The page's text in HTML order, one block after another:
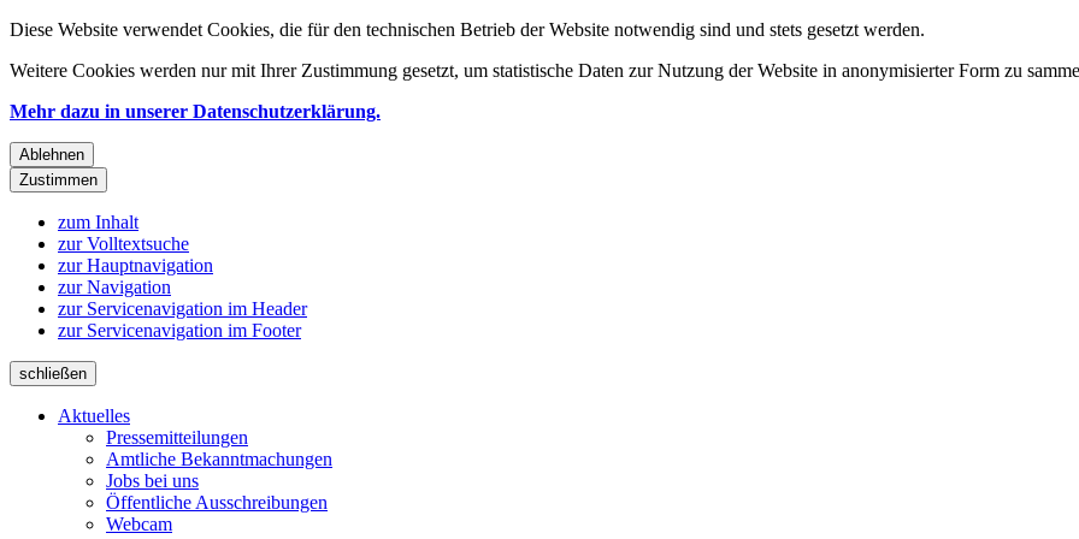
Diese Website verwendet Cookies, die für den technischen Betrieb der Website notwendig sind und stets gesetzt werden.
Weitere Cookies werden nur mit Ihrer Zustimmung gesetzt, um statistische Daten zur Nutzung der Website in anonymisierter Form zu
Mehr dazu in unserer Datenschutzerklärung.
Ablehnen
Zustimmen
zum Inhalt
zur Volltextsuche
zur Hauptnavigation
zur Navigation
zur Servicenavigation im Header
zur Servicenavigation im Footer
schließen
Aktuelles
Pressemitteilungen
Amtliche Bekanntmachungen
Jobs bei uns
Öffentliche Ausschreibungen
Webcam